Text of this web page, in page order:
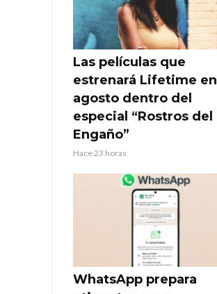
Las películas que
estrenará Lifetime en
agosto dentro del
especial “Rostros del
Engaño”
Hace 23 horas
WhatsApp prepara